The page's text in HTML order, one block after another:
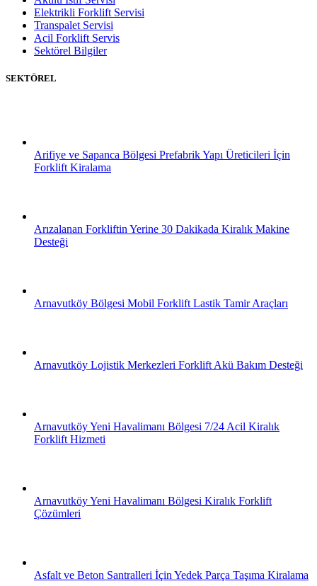
Elektrikli Forklift Servisi
Transpalet Servisi
Acil Forklift Servis
Sektörel Bilgiler
SEKTÖREL
Arifiye ve Sapanca Bölgesi Prefabrik Yapı Üreticileri İçin
Forklift Kiralama
Arızalanan Forkliftin Yerine 30 Dakikada Kiralık Makine
Desteği
Arnavutköy Bölgesi Mobil Forklift Lastik Tamir Araçları
Arnavutköy Lojistik Merkezleri Forklift Akü Bakım Desteği
Arnavutköy Yeni Havalimanı Bölgesi 7/24 Acil Kiralık
Forklift Hizmeti
Arnavutköy Yeni Havalimanı Bölgesi Kiralık Forklift
Çözümleri
Asfalt ve Beton Santralleri İçin Yedek Parça Taşıma Kiralama